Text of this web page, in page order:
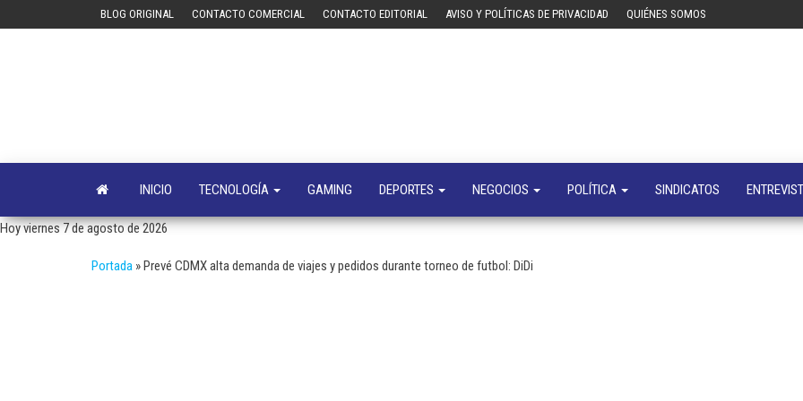
BLOG ORIGINAL CONTACTO COMERCIAL CONTACTO EDITORIAL AVISO Y POLÍTICAS DE PRIVACIDAD QUIÉNES SOMOS
negocios
INICIO TECNOLOGÍA GAMING DEPORTES NEGOCIOS POLÍTICA SINDICATOS
Hoy viernes 7 de agosto de 2026
Portada »Prevé CDMX alta demanda de viajes y pedidos durante torneo de futbol: DiDi